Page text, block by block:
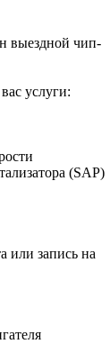
выездной чип-
услуги:
(SAP)
или запись на